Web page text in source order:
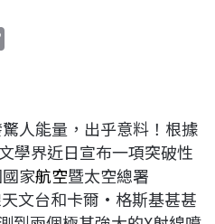
L
i
n
k
人能量，出乎意料！根據
學界近日宣布一項突破性
家航空暨太空總署
文台和卡爾·格斯基甚甚